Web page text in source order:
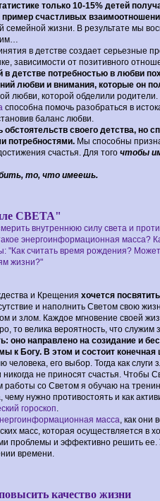
только 10-15% детей
счастливых
семейной жизни. В результате мы
в детстве создает серьезные
зависимости от позитивного
в детстве потребностью в любви
любви и внимания, которые он
любви, которой обделили родители.
способна помочь разобраться в
баланс любви.
своего детства, но
потребностями.Мы способны
счастья. Для того чтобы
то, что имеешь.
СВЕТА"
внутреннюю силу света и
энергоинформационная масса?
"Как считать время рождения?
жизни?"
и Крещения хочется
и наполнить Светом свою
и злом. Каждое мгновение своей
то велика вероятность, что служим
оно направлено на созидание и
к Богу. В этом и состоит конечная
человека, его выбор. Тогда как
не приносят счастья. Чтобы
работы со Светом я обучаю на
чему нужно противостоять и как
гороскоп.
масса, как они
масс, которая осуществляется в
проблемы и эффективно решить ее.
времени.
качество жизни